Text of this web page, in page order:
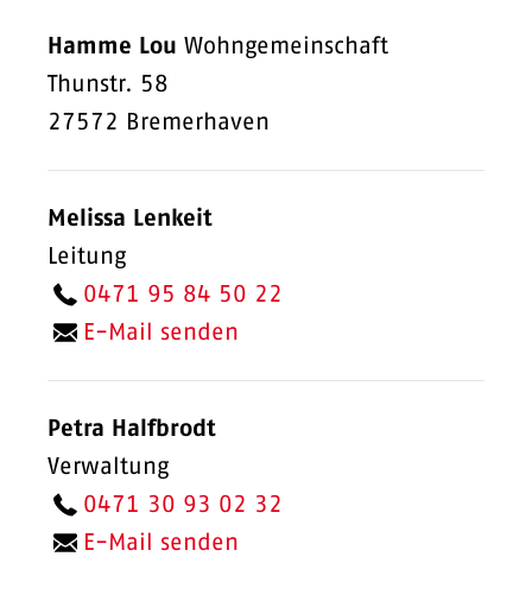
Hamme Lou Wohngemeinschaft
Thunstr. 58
27572 Bremerhaven
Melissa Lenkeit
Leitung
0471 95 84 50 22
E-Mail senden
Petra Halfbrodt
Verwaltung
0471 30 93 02 32
E-Mail senden